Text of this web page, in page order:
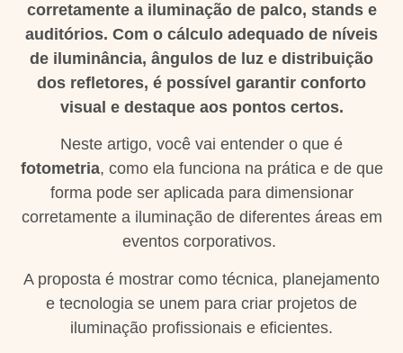
corretamente a iluminação de palco, stands e
auditórios. Com o cálculo adequado de níveis
de iluminância, ângulos de luz e distribuição
dos refletores, é possível garantir conforto
visual e destaque aos pontos certos.
Neste artigo, você vai entender o que é
fotometria, como ela funciona na prática e de que
forma pode ser aplicada para dimensionar
corretamente a iluminação de diferentes áreas em
eventos corporativos.
A proposta é mostrar como técnica, planejamento
e tecnologia se unem para criar projetos de
iluminação profissionais e eficientes.